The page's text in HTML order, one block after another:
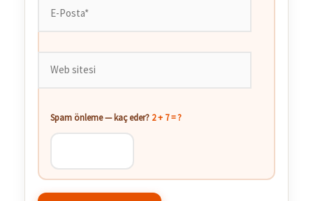
Spam önleme — kaç eder? 2 + 7 = ?